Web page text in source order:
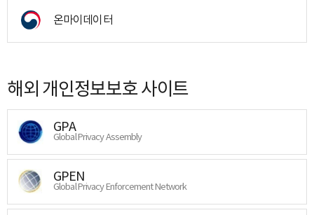
온마이데이터
해외 개인정보보호 사이트
GPA
Global Privacy Assembly
GPEN
Global Privacy Enforcement Network